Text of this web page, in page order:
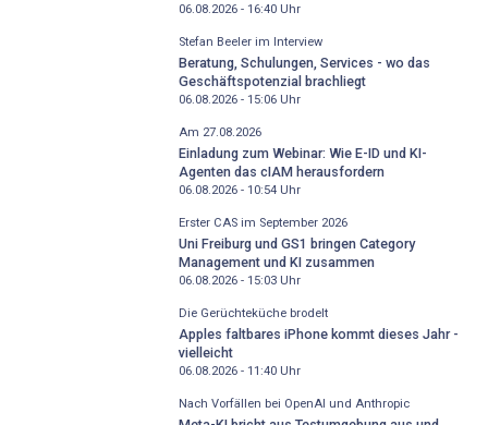
06.08.2026 - 16:40Uhr
Stefan Beeler im Interview
Beratung, Schulungen, Services - wo das
Geschäftspotenzial brachliegt
06.08.2026 - 15:06Uhr
Am 27.08.2026
Einladung zum Webinar: Wie E-ID und KI-
Agenten das cIAM herausfordern
06.08.2026 - 10:54Uhr
Erster CAS im September 2026
Uni Freiburg und GS1 bringen Category
Management und KI zusammen
06.08.2026 - 15:03Uhr
Die Gerüchteküche brodelt
Apples faltbares iPhone kommt dieses Jahr -
vielleicht
06.08.2026 - 11:40Uhr
Nach Vorfällen bei OpenAI und Anthropic